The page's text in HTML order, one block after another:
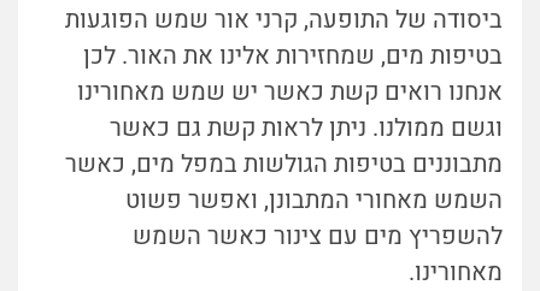
ביסודה של התופעה, קרני אור שמש הפוגעות
בטיפות מים, שמחזירות אלינו את האור. לכן
אנחנו רואים קשת כאשר יש שמש מאחורינו
וגשם ממולנו. ניתן לראות קשת גם כאשר
מתבוננים בטיפות הגולשות במפל מים, כאשר
השמש מאחורי המתבונן, ואפשר פשוט
להשפריץ מים עם צינור כאשר השמש
מאחורינו.